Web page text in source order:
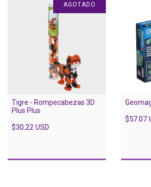
AGOTADO
Tigre - Rompecabezas 3D
Plus Plus
$30.22 USD
$57.07